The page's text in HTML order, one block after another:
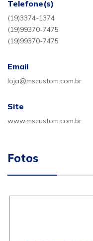
Telefone(s)
(19)3374-1374
(19)99370-7475
(19)99370-7475
Email
loja@mscustom.com.br
Site
www.mscustom.com.br
Fotos